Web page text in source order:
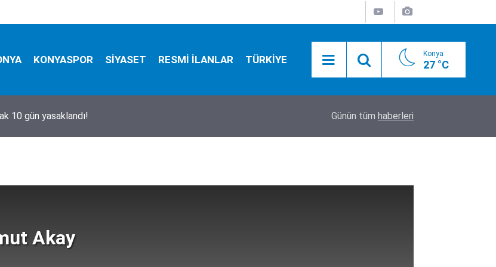
KONYASPOR SİYASET RESMİ İLANLAR TÜRKİYE Konya
27 °C
utandıkları o isim! Konya'da düğmeye basıldı! Ülkü Ocakları'ndan
Günün tüm haberleri
Akay